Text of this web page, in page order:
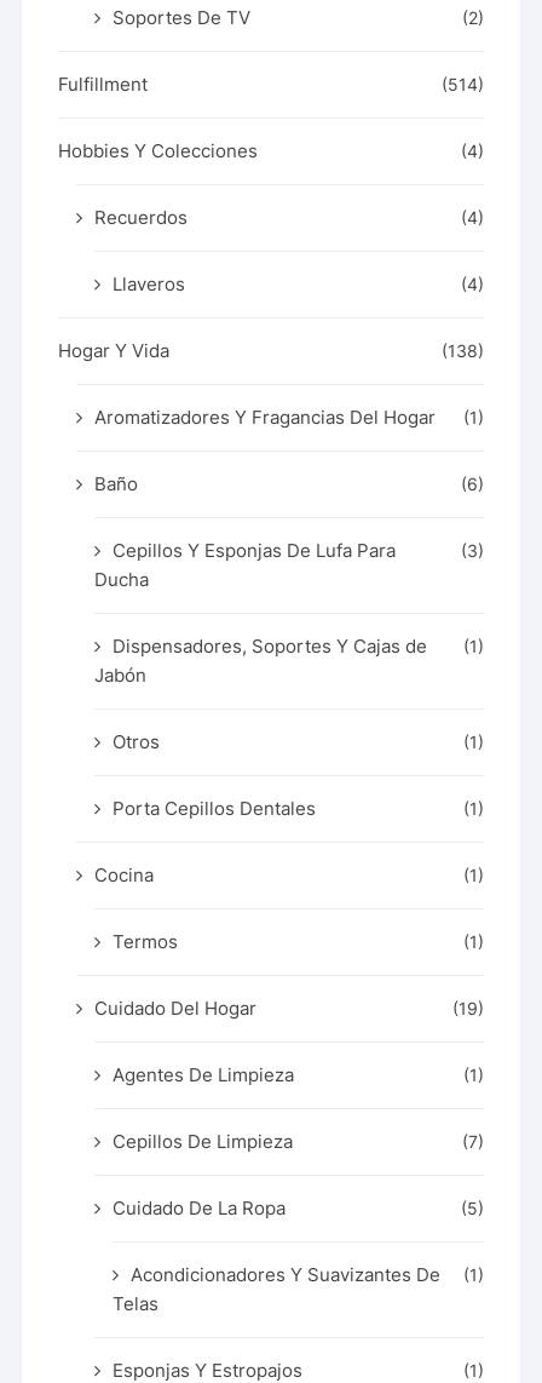
Soportes De TV (2)
Fulfillment (514)
Hobbies Y Colecciones (4)
Recuerdos (4)
Llaveros (4)
Hogar Y Vida (138)
Aromatizadores Y Fragancias Del Hogar (1)
Baño (6)
Cepillos Y Esponjas De Lufa Para
Ducha
(3)
Dispensadores, Soportes Y Cajas de
Jabón
(1)
Otros (1)
Porta Cepillos Dentales (1)
Cocina (1)
Termos (1)
Cuidado Del Hogar (19)
Agentes De Limpieza (1)
Cepillos De Limpieza (7)
Cuidado De La Ropa (5)
Acondicionadores Y Suavizantes De
Telas
(1)
Esponjas Y Estropajos (1)